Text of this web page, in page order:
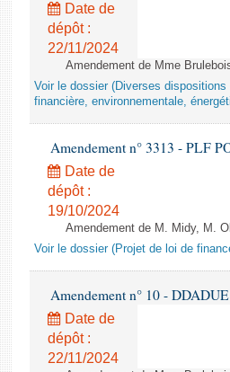
Date de
dépôt :
22/11/2024
Amendement de Mme
Voir le dossier (Diverses dispositions
financière, environnementale,
Amendement n° 3313 - PLF
Date de
dépôt :
19/10/2024
Amendement de M. Midy, M.
Voir le dossier (Projet de loi de
Amendement n° 10 -
Date de
dépôt :
22/11/2024